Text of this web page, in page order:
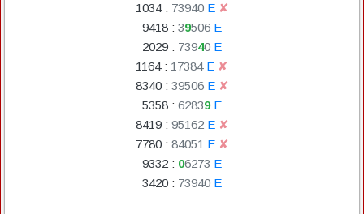
1034: 73940 E ✘
9418 : 39506 E
2029 : 73940 E
1164: 1 7384 E ✘
8340: 39506 E ✘
5358 : 62839 E
8419: 95162 E ✘
7780: 84051 E ✘
9332 : 06273 E
3420 : 73940 E